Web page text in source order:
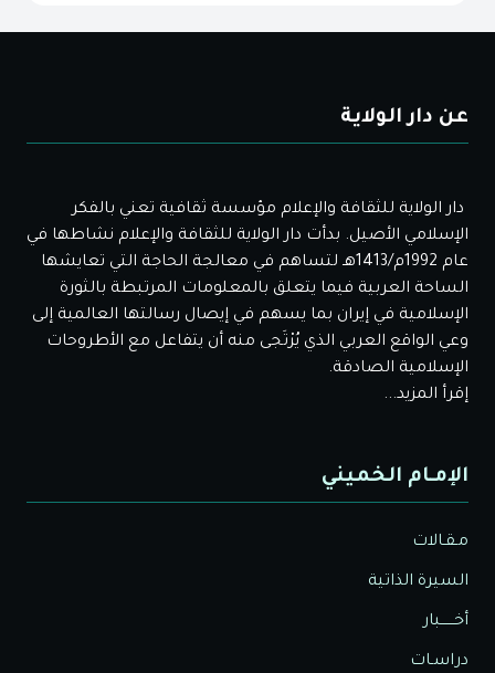
عن دار الولاية
دار الولاية للثقافة والإعلام مؤسسة ثقافية تعني بالفكر
الإسلامي الأصيل. بدأت دار الولاية للثقافة والإعلام نشاطها في
عام 1992م/1413هـ لتساهم في معالجة الحاجة التي تعايشها
الساحة العربية فيما يتعلق بالمعلومات المرتبطة بالثورة
الإسلامية في إيران بما يسهم في إيصال رسالتها العالمية إلى
وعي الواقع العربي الذي يُرْتَجى منه أن يتفاعل مع الأطروحات
الإسلامية الصادقة.
إقرأ المزيد...
الإمـام الخميني
مـقـالات
السيرة الذاتية
أخــــــبار
دراسـات